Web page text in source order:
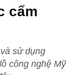
cấm
sử dụng
công nghệ Mỹ